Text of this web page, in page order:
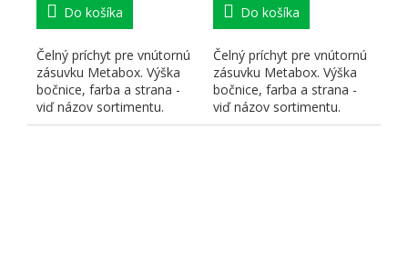
Do košíka
Čelný príchyt pre vnútornú
zásuvku Metabox. Výška
bočnice, farba a strana -
viď názov sortimentu.
Do košíka
Čelný príchyt pre vnútornú
zásuvku Metabox. Výška
bočnice, farba a strana -
viď názov sortimentu.